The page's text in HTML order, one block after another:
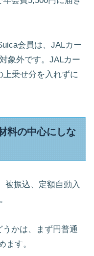
会員は、JALカー
象外です。JALカー
上乗せ分を入れずに
料の中心にしな
被振込、定額自動入
かは、まず円普通
ます。